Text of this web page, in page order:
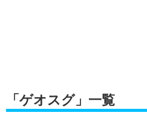
「 ゲオスグ」 一覧